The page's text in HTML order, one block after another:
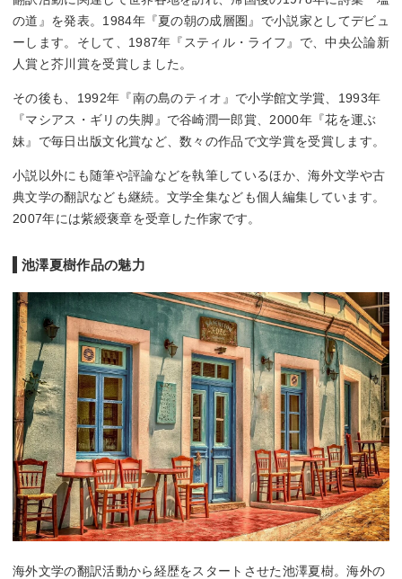
の道』を発表。1984年『夏の朝の成層圏』で小説家としてデビュ
ーします。そして、1987年『スティル・ライフ』で、中央公論新
人賞と芥川賞を受賞しました。
その後も、1992年『南の島のティオ』で小学館文学賞、1993年
『マシアス・ギリの失脚』で谷崎潤一郎賞、2000年『花を運ぶ
妹』で毎日出版文化賞など、数々の作品で文学賞を受賞します。
小説以外にも随筆や評論などを執筆しているほか、海外文学や古
典文学の翻訳なども継続。文学全集なども個人編集しています。
2007年には紫綬褒章を受章した作家です。
池澤夏樹作品の魅力
海外文学の翻訳活動から経歴をスタートさせた池澤夏樹。海外の